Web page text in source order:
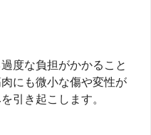
度な負担がかかること
にも微小な傷や変性が
引き起こします。